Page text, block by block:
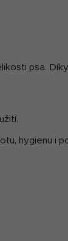
psa.
hygienu i